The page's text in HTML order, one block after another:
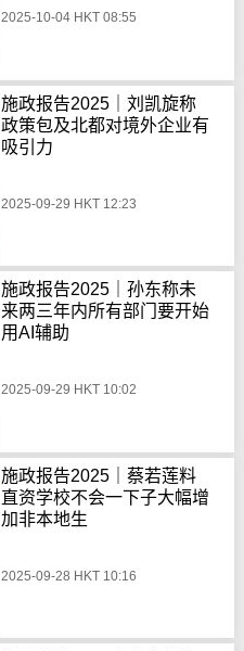
2025-10-04 HKT 08:55
施政报告2025｜刘凯旋称
政策包及北都对境外企业有
吸引力
2025-09-29 HKT 12:23
施政报告2025｜孙东称未
来两三年内所有部门要开始
用AI辅助
2025-09-29 HKT 10:02
施政报告2025｜蔡若莲料
直资学校不会一下子大幅增
加非本地生
2025-09-28 HKT 10:16